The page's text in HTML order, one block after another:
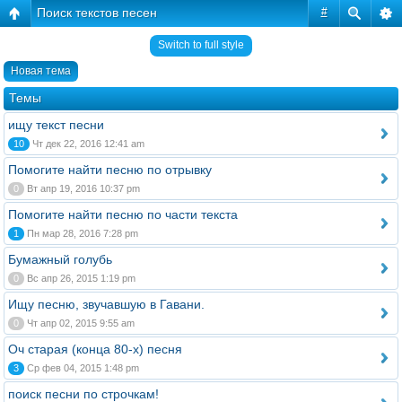
#
Поиск текстов песен
Switch to full style
Новая тема
Темы
ищу текст песни
10 Чт дек 22, 2016 12:41 am
Помогите найти песню по отрывку
0 Вт апр 19, 2016 10:37 pm
Помогите найти песню по части текста
1 Пн мар 28, 2016 7:28 pm
Бумажный голубь
0 Вс апр 26, 2015 1:19 pm
Ищу песню, звучавшую в Гавани.
0 Чт апр 02, 2015 9:55 am
Оч старая (конца 80-х) песня
3 Ср фев 04, 2015 1:48 pm
поиск песни по строчкам!